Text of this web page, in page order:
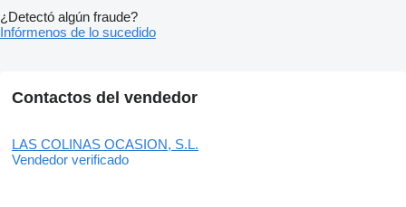
¿Detectó algún fraude?
Infórmenos de lo sucedido
Contactos del vendedor
LAS COLINAS OCASION, S.L.
Vendedor verificado